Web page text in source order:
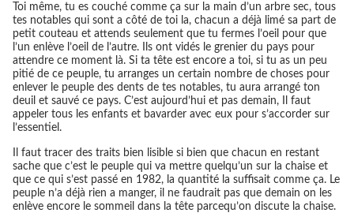
Toi même, tu es couché comme ça sur la main d’un arbre sec, tous
tes notables qui sont a côté de toi la, chacun a déjà limé sa part de
petit couteau et attends seulement que tu fermes l’oeil pour que
l’un enlève l’oeil de l’autre. Ils ont vidés le grenier du pays pour
attendre ce moment là. Si ta tête est encore a toi, si tu as un peu
pitié de ce peuple, tu arranges un certain nombre de choses pour
enlever le peuple des dents de tes notables, tu aura arrangé ton
deuil et sauvé ce pays. C’est aujourd’hui et pas demain, Il faut
appeler tous les enfants et bavarder avec eux pour s’accorder sur
l’essentiel.
Il faut tracer des traits bien lisible si bien que chacun en restant
sache que c’est le peuple qui va mettre quelqu’un sur la chaise et
que ce qui s’est passé en 1982, la quantité la suffisait comme ça. Le
peuple n’a déjà rien a manger, il ne faudrait pas que demain on les
enlève encore le sommeil dans la tête parcequ’on discute la chaise.